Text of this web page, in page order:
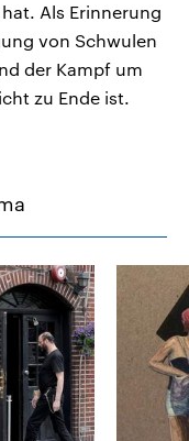
Als Erinnerung
von Schwulen
der Kampf um
zu Ende ist.